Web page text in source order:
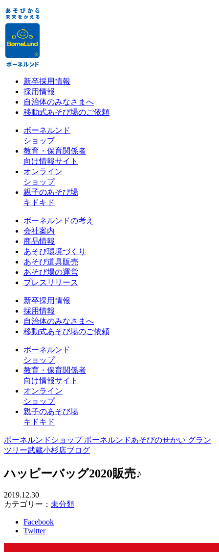
新卒採用情報
採用情報
自治体のみなさまへ
移動式あそび場のご依頼
ボーネルンド
ショップ
教育・保育関係者
向け情報サイト
オンライン
ショップ
親子のあそび場
キドキド
ボーネルンドの考え
会社案内
商品情報
あそび環境づくり
あそび道具販売
あそび場の運営
プレスリリース
新卒採用情報
採用情報
自治体のみなさまへ
移動式あそび場のご依頼
ボーネルンド
ショップ
教育・保育関係者
向け情報サイト
オンライン
ショップ
親子のあそび場
キドキド
ボーネルンドショップ ボーネルンドあそびのせかい グラン
ツリー武蔵小杉店ブログ
ハッピーバッグ2020販売♪
2019.12.30
カテゴリー： 未分類
Facebook
Twitter